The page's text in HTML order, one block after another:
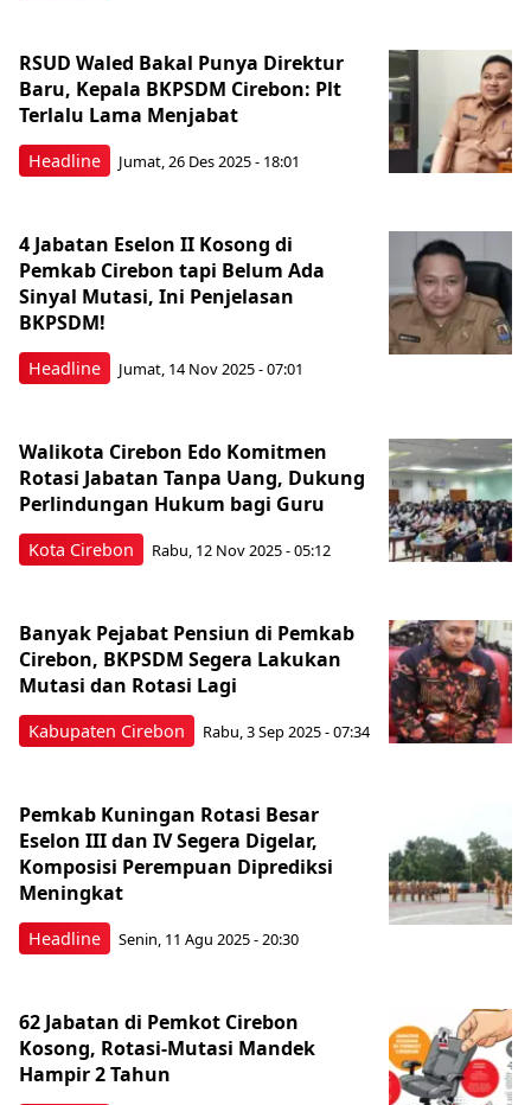
Headline
RSUD Waled Bakal Punya Direktur
Baru, Kepala BKPSDM Cirebon: Plt
Terlalu Lama Menjabat
Jumat, 26 Des 2025 - 18:01
Headline
4 Jabatan Eselon II Kosong di
Pemkab Cirebon tapi Belum Ada
Sinyal Mutasi, Ini Penjelasan
BKPSDM!
Jumat, 14 Nov 2025 - 07:01
Kota Cirebon
Walikota Cirebon Edo Komitmen
Rotasi Jabatan Tanpa Uang, Dukung
Perlindungan Hukum bagi Guru
Rabu, 12 Nov 2025 - 05:12
Kabupaten Cirebon
Banyak Pejabat Pensiun di Pemkab
Cirebon, BKPSDM Segera Lakukan
Mutasi dan Rotasi Lagi
Rabu, 3 Sep 2025 - 07:34
Headline
Pemkab Kuningan Rotasi Besar
Eselon III dan IV Segera Digelar,
Komposisi Perempuan Diprediksi
Meningkat
Senin, 11 Agu 2025 - 20:30
62 Jabatan di Pemkot Cirebon
Kosong, Rotasi-Mutasi Mandek
Hampir 2 Tahun